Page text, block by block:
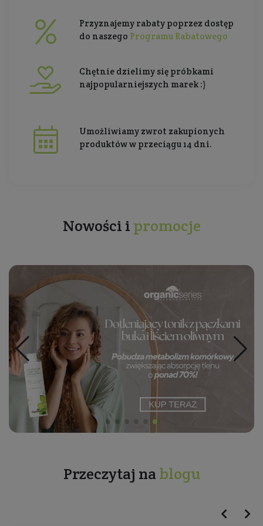
Przyznajemy rabaty poprzez dostęp
do naszego Programu Rabatowego
Chętnie dzielimy się próbkami
najpopularniejszych marek :)
Umożliwiamy zwrot zakupionych
produktów w przeciągu 14 dni.
Nowości i promocje
Przeczytaj na blogu